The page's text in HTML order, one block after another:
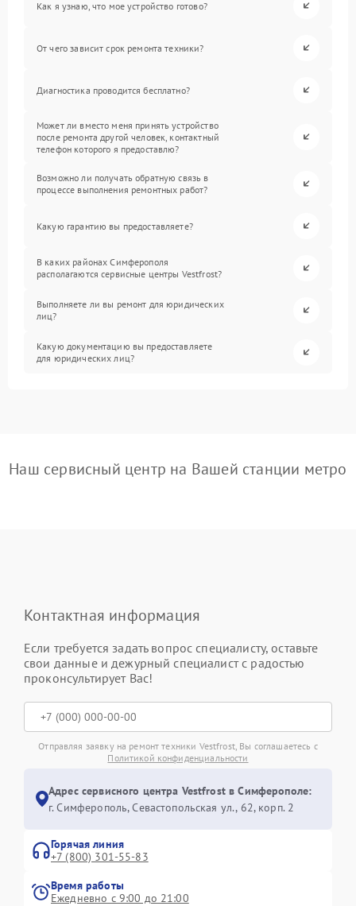
Как я узнаю, что мое устройство готово?
От чего зависит срок ремонта техники?
Диагностика проводится бесплатно?
Может ли вместо меня принять устройство
после ремонта другой человек, контактный
телефон которого я предоставлю?
Возможно ли получать обратную связь в
процессе выполнения ремонтных работ?
Какую гарантию вы предоставляете?
В каких районах Симферополя
располагаются сервисные центры Vestfrost?
Выполняете ли вы ремонт для юридических
лиц?
Какую документацию вы предоставляете
для юридических лиц?
Наш сервисный центр на Вашей станции метро
Контактная информация
Если требуется задать вопрос специалисту, оставьте
свои данные и дежурный специалист с радостью
проконсультирует Вас!
Отправляя заявку на ремонт техники Vestfrost, Вы соглашаетесь с
Политикой конфиденциальности
Адрес сервисного центра Vestfrost в Симферополе:
г. Симферополь, Севастопольская ул., 62, корп. 2
Горячая линия
+7 (800) 301-55-83
Время работы
Ежедневно с 9:00 до 21:00